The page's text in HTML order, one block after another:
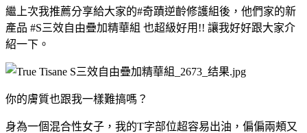
繼上次我推薦分享給大家的#奇蹟逆齡修護組後，他們家的新
產品 #S三效自由疊加精華組 也超級好用 !! 讓我好好跟大家介
紹一下。
你的膚質也跟我一樣難搞嗎？
身為一個混合性女子，我的T字部位超容易出油，偏偏兩頰又